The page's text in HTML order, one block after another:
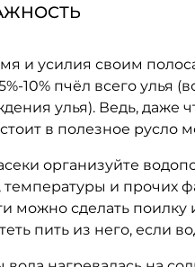
усилия своим
10% пчёл всего улья
улья). Ведь, даже
в полезное русло
организуйте
и прочих
можно сделать
пить из него, если